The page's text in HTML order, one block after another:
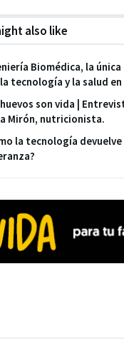
also like
Biomédica, la
tecnología y la salud
son vida |
Mirón, nutricionista.
la tecnología